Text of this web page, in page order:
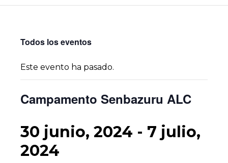
Todos los eventos
Este evento ha pasado.
Campamento Senbazuru ALC
30 junio, 2024 - 7 julio,
2024